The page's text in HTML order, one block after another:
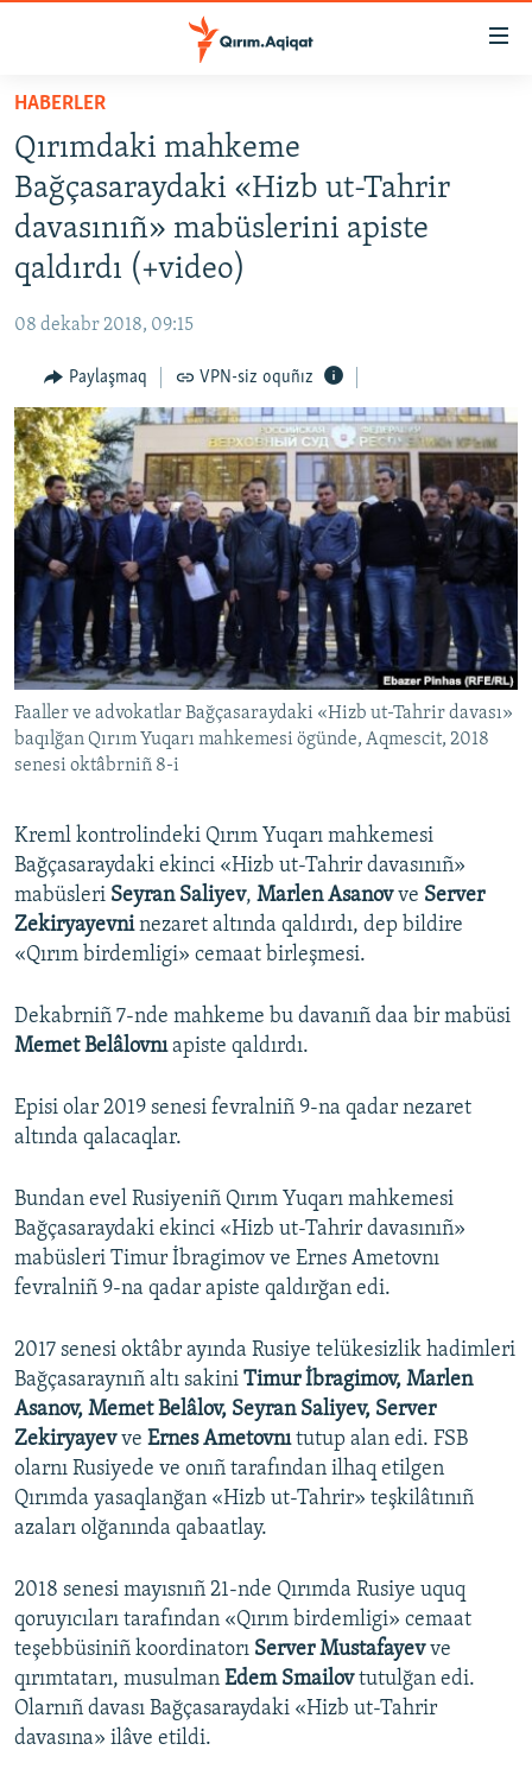
Esas
qaytmaq
Baş
navigatsiyağa
qaytmaq
Qıdıruvğa
HABERLER
SİYASET
İQTİSADİYAT
CEMİYET
İNSAN AQLARI
VİDEO
SÜRET
BLOGLAR
FİKİR
Русский
Українською
QOŞULIÑIZ!
HABERLER
Qırımdaki mahkeme
Bağçasaraydaki «Hizb ut-Tahrir
davasınıñ» mabüslerini apiste
qaldırdı (+video)
08 dekabr 2018, 09:15
Paylaşmaq VPN-siz oquñız
Faaller ve advokatlar Bağçasaraydaki «Hizb ut-Tahrir davası»
baqılğan Qırım Yuqarı mahkemesi ögünde, Aqmescit, 2018
senesi oktâbrniñ 8-i
Kreml kontrolindeki Qırım Yuqarı mahkemesi
Bağçasaraydaki ekinci «Hizb ut-Tahrir davasınıñ»
mabüsleri Seyran Saliyev, Marlen Asanovve Server
Zekiryayevninezaret altında qaldırdı, dep bildire
«Qırım birdemligi» cemaat birleşmesi.
Dekabrniñ 7-nde mahkeme bu davanıñ daa bir mabüsi
Memet Belâlovnıapiste qaldırdı.
Episi olar 2019 senesi fevralniñ 9-na qadar nezaret
altında qalacaqlar.
Bundan evel Rusiyeniñ Qırım Yuqarı mahkemesi
Bağçasaraydaki ekinci «Hizb ut-Tahrir davasınıñ»
mabüsleri Timur İbragimov ve Ernes Ametovnı
fevralniñ 9-na qadar apiste qaldırğan edi.
2017 senesi oktâbr ayında Rusiye telükesizlik hadimleri
Bağçasaraynıñ altı sakini Timur İbragimov, Marlen
Asanov, Memet Belâlov, Seyran Saliyev, Server
Zekiryayevve Ernes Ametovnıtutup alan edi. FSB
olarnı Rusiyede ve onıñ tarafından ilhaq etilgen
Qırımda yasaqlanğan «Hizb ut-Tahrir» teşkilâtınıñ
azaları olğanında qabaatlay.
2018 senesi mayısnıñ 21-nde Qırımda Rusiye uquq
qoruyıcıları tarafından «Qırım birdemligi» cemaat
teşebbüsiniñ koordinatorı Server Mustafayevve
qırımtatarı, musulman Edem Smailovtutulğan edi.
Olarnıñ davası Bağçasaraydaki «Hizb ut-Tahrir
davasına» ilâve etildi.